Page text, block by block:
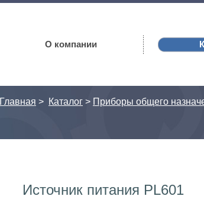
О компании
Главная > Каталог > Приборы общего
Источник питания PL601